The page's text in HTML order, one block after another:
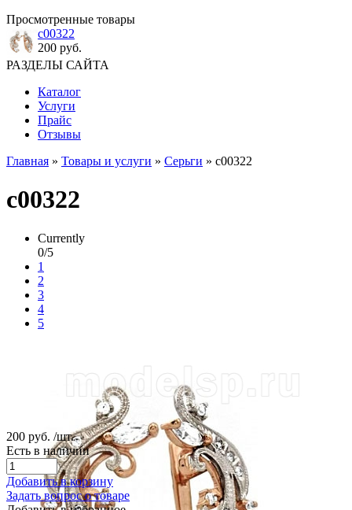
Просмотренные товары
с00322
200 руб.
РАЗДЕЛЫ САЙТА
Каталог
Услуги
Прайс
Отзывы
Главная » Товары и услуги » Серьги » с00322
с00322
Currently
0/5
1
2
3
4
5
200 руб. /шт.
Есть в наличии
Добавить в корзину
Задать вопрос о товаре